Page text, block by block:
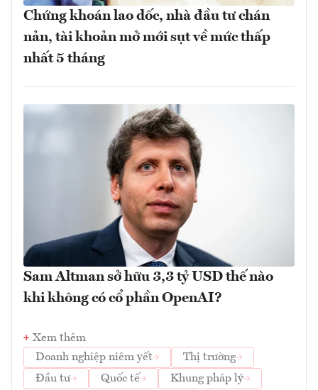
Chứng khoán lao dốc, nhà đầu tư chán
nản, tài khoản mở mới sụt về mức thấp
nhất 5 tháng
Sam Altman sở hữu 3,3 tỷ USD thế nào
khi không có cổ phần OpenAI?
Xem thêm
Doanh nghiệp niêm yết
Thị trường
Đầu tư
Quốc tế Khung pháp lý